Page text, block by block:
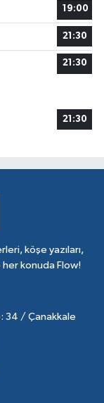
19:00
21:30
21:30
21:30
köşe yazıları,
konuda Flow!
34 / Çanakkale